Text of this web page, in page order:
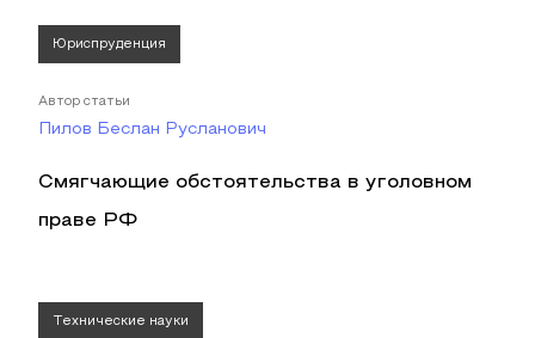
Юриспруденция
Автор статьи
Пилов Беслан Русланович
Смягчающие обстоятельства в уголовном
праве РФ
Технические науки